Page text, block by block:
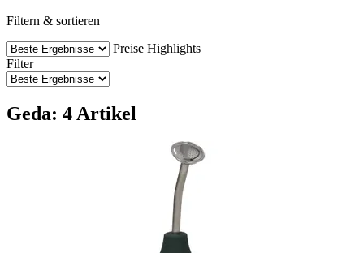
Filtern & sortieren
Preise Highlights
Filter
Geda: 4 Artikel